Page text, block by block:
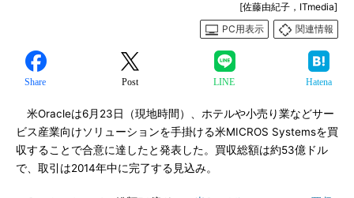
[佐藤由紀子，ITmedia]
PC用表示
関連情報
Share Post LINE Hatena
米Oracleは6月23日（現地時間）、ホテルや小売り業などサー
ビス産業向けソリューションを手掛ける米MICROS Systemsを買
収することで合意に達したと発表した。買収総額は約53億ドル
で、取引は2014年中に完了する見込み。